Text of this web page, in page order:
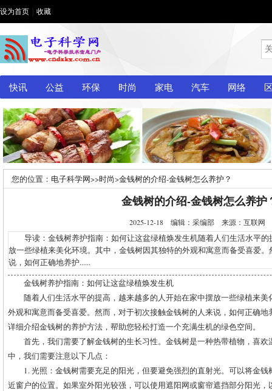
设为首页 收藏
快讯 公益 环保 时尚 家电 汽车 网络
您的位置： 电子科学网>>时尚>金钱树的介绍-金钱树怎么养护？
金钱树的介绍-金钱树怎么养护
2025-12-18 编辑：采编部 来源：互联网
导读：金钱树养护指南：如何让这盆绿植焕发生机随着人们生活水平的
放一些绿植来美化环境。其中，金钱树因其独特的外观和寓意而备受喜爱
说，如何正确地养护......
金钱树养护指南：如何让这盆绿植焕发生机
随着人们生活水平的提高，越来越多的人开始在家中摆放一些绿植来
外观和寓意而备受喜爱。然而，对于初次接触金钱树的人来说，如何正确
详细介绍金钱树的养护方法，帮助您轻松打造一个充满生机的绿色空间。
首先，我们需要了解金钱树的生长习性。金钱树是一种热带植物，喜
中，我们需要注意以下几点：
1. 光照：金钱树需要充足的阳光，但要避免强烈的直射光。可以将金
近窗户的位置。如果室外阳光较强，可以使用遮阳网或窗帘遮挡部分阳光，